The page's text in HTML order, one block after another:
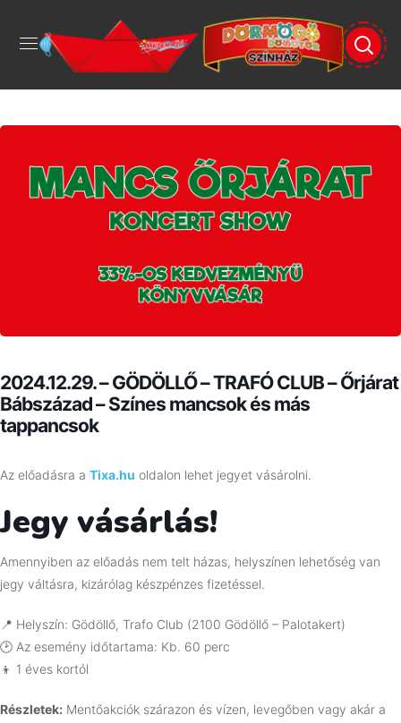
2024.12.29. – GÖDÖLLŐ – TRAFÓ CLUB – Őrjárat
Bábszázad – Színes mancsok és más
tappancsok
Az előadásra a Tixa.hu oldalon lehet jegyet vásárolni.
Jegy vásárlás!
Amennyiben az előadás nem telt házas, helyszínen lehetőség van
jegy váltásra, kizárólag készpénzes fizetéssel.
📍 Helyszín: Gödöllő, Trafo Club (2100 Gödöllő – Palotakert)
🕑 Az esemény időtartama: Kb. 60 perc
👦 1 éves kortól
Részletek: Mentőakciók szárazon és vízen, levegőben vagy akár a